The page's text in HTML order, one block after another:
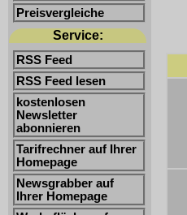
Preisvergleiche
Service:
RSS Feed
RSS Feed lesen
kostenlosen
Newsletter
abonnieren
Tarifrechner auf Ihrer
Homepage
Newsgrabber auf
Ihrer Homepage